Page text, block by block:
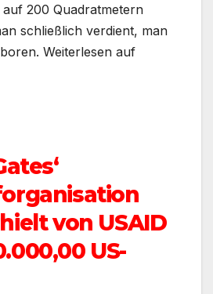
200 Quadratmetern
schließlich verdient, man
Weiterlesen auf
von USAID
US-